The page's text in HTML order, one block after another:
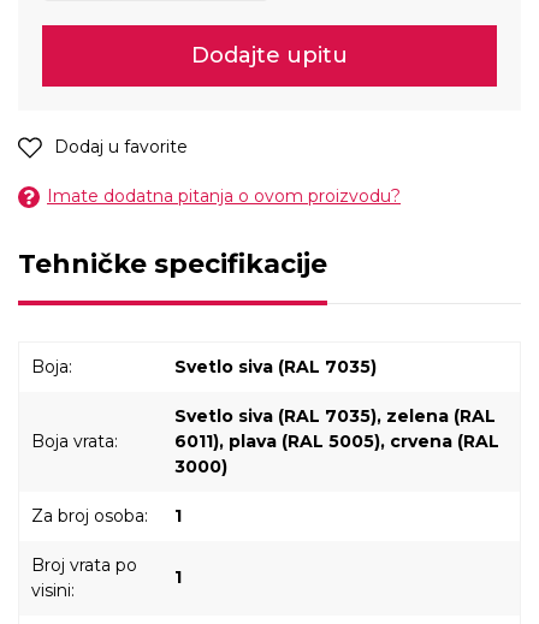
Dodajte upitu
Dodaj u favorite
Imate dodatna pitanja o ovom proizvodu?
Tehničke specifikacije
Boja: Svetlo siva (RAL 7035)
Boja vrata:
Svetlo siva (RAL 7035), zelena (RAL
6011), plava (RAL 5005), crvena (RAL
3000)
Za broj osoba: 1
Broj vrata po
visini:
1